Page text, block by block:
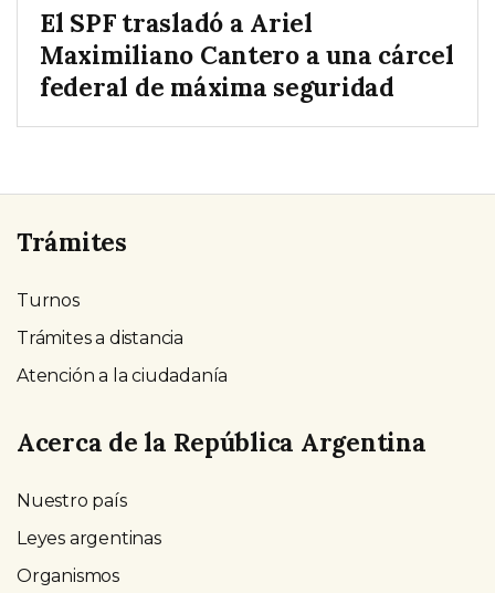
El SPF trasladó a Ariel
Maximiliano Cantero a una cárcel
federal de máxima seguridad
Trámites
Turnos
Trámites a distancia
Atención a la ciudadanía
Acerca de la República Argentina
Nuestro país
Leyes argentinas
Organismos